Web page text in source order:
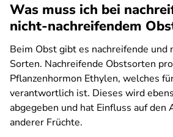
Was muss ich bei
nicht-nachreifendem
Beim Obst gibt es nachreifende und
Sorten. Nachreifende Obstsorten
Pflanzenhormon Ethylen, welches
verantwortlich ist. Dieses wird
abgegeben und hat Einfluss auf den
anderer Früchte.